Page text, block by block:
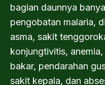
bagian daunnya
pengobatan malaria,
asma, sakit
konjungtivitis,
bakar, pendarahan
sakit kepala, dan